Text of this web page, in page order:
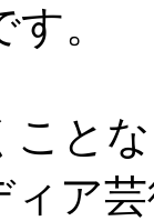
。
こと
ア